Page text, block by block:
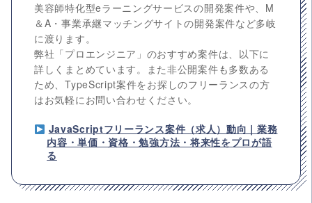
美容師特化型eラーニングサービスの開発案件や、M
＆A・事業承継マッチングサイトの開発案件など多岐
に渡ります。
弊社「プロエンジニア」のおすすめ案件は、以下に
詳しくまとめています。また非公開案件も多数ある
ため、TypeScript案件をお探しのフリーランスの方
はお気軽にお問い合わせください。
JavaScriptフリーランス案件（求人）動向｜業務
内容・単価・資格・勉強方法・将来性をプロが語
る